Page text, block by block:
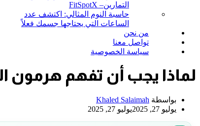
التمارين– FitSpotX
حاسبة النوم المثالي: اكتشف عدد
الساعات التي يحتاجها جسمك فعلاً
من نحن
تواصل معنا
سياسة الخصوصية
لماذا يجب أن تفهم هرمون
بواسطة Khaled Salaimah
يوليو 27, 2025
يوليو 27, 2025